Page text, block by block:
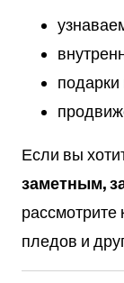
Если вы
заметным,
пледов и